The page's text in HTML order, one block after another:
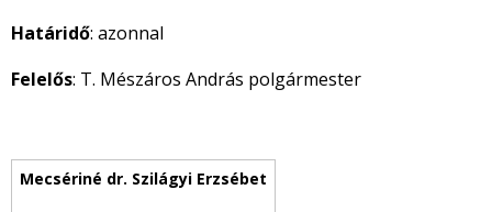
Határidő: azonnal
Felelős: T. Mészáros András polgármester